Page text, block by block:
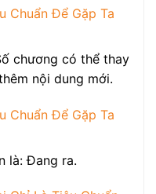
Chuẩn Để Gặp Ta
chương có thể thay
nội dung mới.
Chuẩn Để Gặp Ta
là: Đang ra.